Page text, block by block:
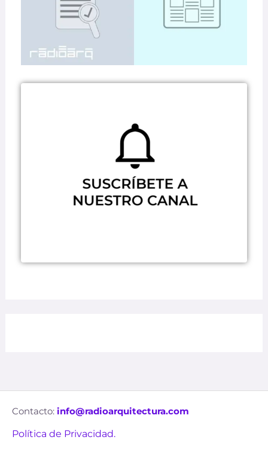
Contacto: info@radioarquitectura.com
Política de Privacidad.